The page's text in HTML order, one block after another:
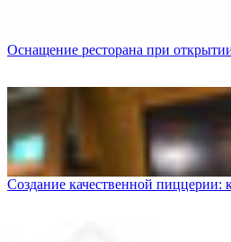
Оснащение ресторана при
Создание качественной пиццерии: